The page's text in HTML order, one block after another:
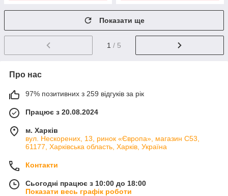
Показати ще
1 / 5
Про нас
97% позитивних з 259 відгуків за рік
Працює з 20.08.2024
м. Харків
вул. Нескорених, 13, ринок «Європа», магазин С53,
61177, Харківська область, Харків, Україна
Контакти
Сьогодні працює з 10:00 до 18:00
Показати весь графік роботи